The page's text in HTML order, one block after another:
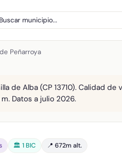
Buscar municipio...
Peñarroya
de Alba (CP 13710). Calidad
Datos a julio 2026.
🏛️ 1 BIC 📍 672m alt.